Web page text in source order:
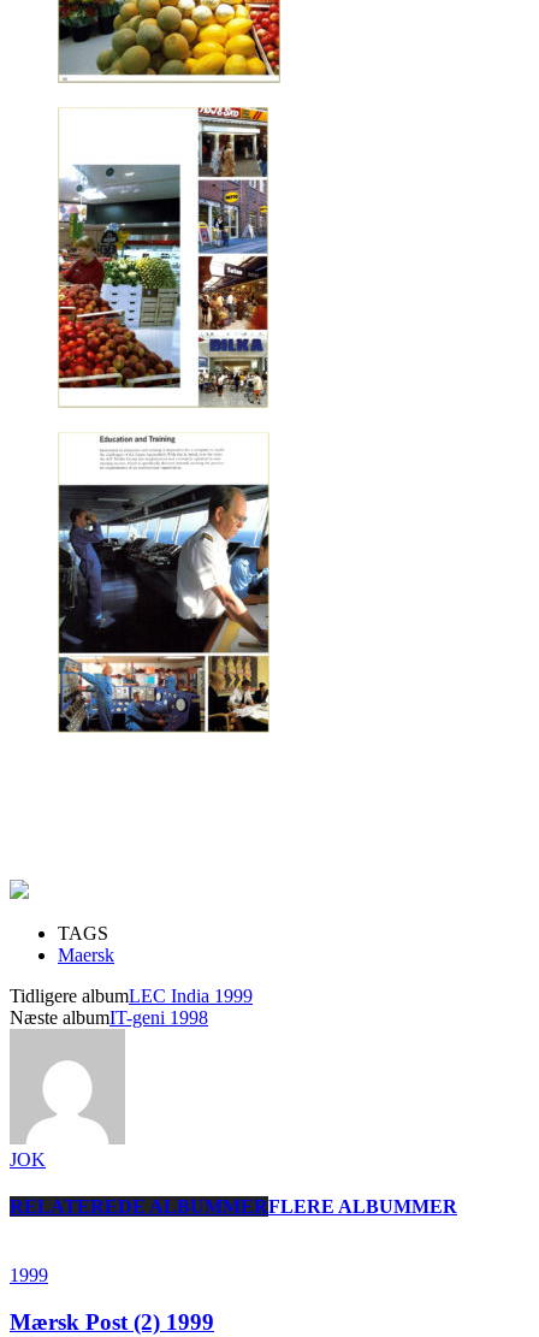
TAGS
Maersk
Tidligere albumLEC India 1999
Næste albumIT-geni 1998
JOK
RELATEREDE ALBUMMERFLERE ALBUMMER
1999
Mærsk Post (2) 1999